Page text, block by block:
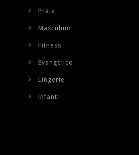
Praia
Masculino
Fitness
Evangélico
Lingerie
Infantil